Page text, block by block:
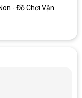
bắp ngô, củ tỏi, củ
- Đồ Chơi Vận